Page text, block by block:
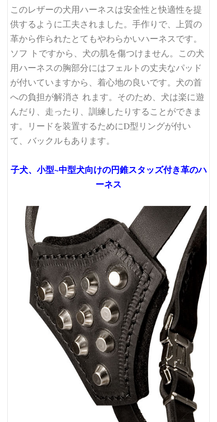
このレザーの犬用ハーネスは安全性と快適性を提
供するように工夫されました。手作りで、上質の
革から作られたとてもやわらかいハーネスです。
ソフ トですから、犬の肌を傷つけません。この犬
用ハーネスの胸部分にはフェルトの丈夫なパッド
が付いていますから、着心地の良いです。犬の首
への負担が解消さ れます。そのため、犬は楽に遊
んだり、走ったり、訓練したりすることができま
す。リードを装置するためにD型リングが付い
て、バックルもあります。
子犬、小型~中型犬向けの円錐スタッズ付き革のハ
ーネス